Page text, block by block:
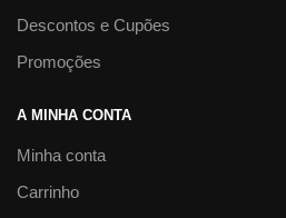
Descontos e Cupões
Promoções
A MINHA CONTA
Minha conta
Carrinho